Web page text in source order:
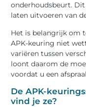
onderhoudsbeurt.
laten uitvoeren van
Het is belangrijk om
APK-keuring niet
variëren tussen
loont daarom de
voordat u een
De APK-
vind je ze?